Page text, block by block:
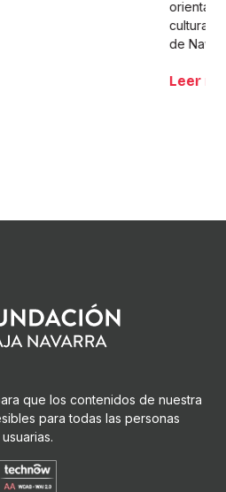
y la participación en los pueblos
para todas las personas
usuarias.